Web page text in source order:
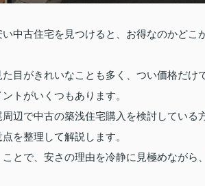
中古住宅を見つけると、お得なのかど
目がきれいなことも多く、つい価格だ
トがいくつもあります。
辺で中古の築浅住宅購入を検討してい
を整理して解説します。
とで、安さの理由を冷静に見極めなが